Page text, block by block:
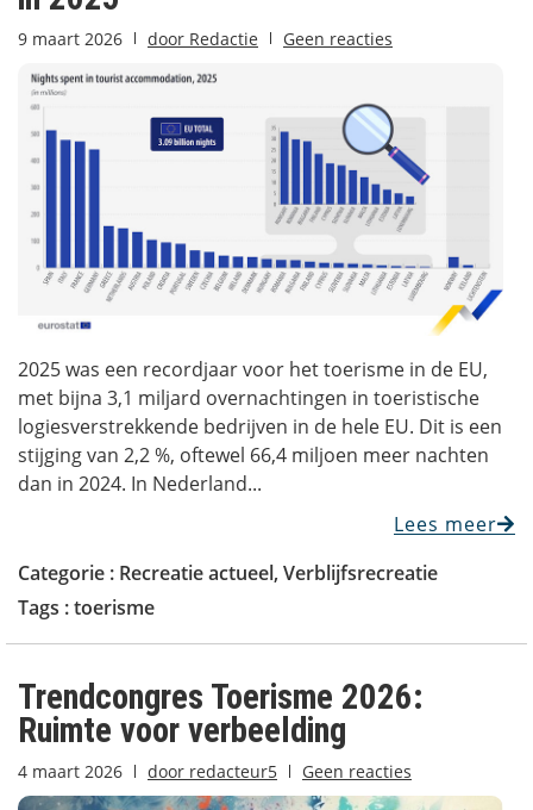
9 maart 2026 door Redactie Geen reacties
2025 was een recordjaar voor het toerisme in de EU,
met bijna 3,1 miljard overnachtingen in toeristische
logiesverstrekkende bedrijven in de hele EU. Dit is een
stijging van 2,2 %, oftewel 66,4 miljoen meer nachten
dan in 2024. In Nederland...
Lees meer
Categorie : Recreatie actueel, Verblijfsrecreatie
Tags :toerisme
Trendcongres Toerisme 2026:
Ruimte voor verbeelding
4 maart 2026 door redacteur5 Geen reacties